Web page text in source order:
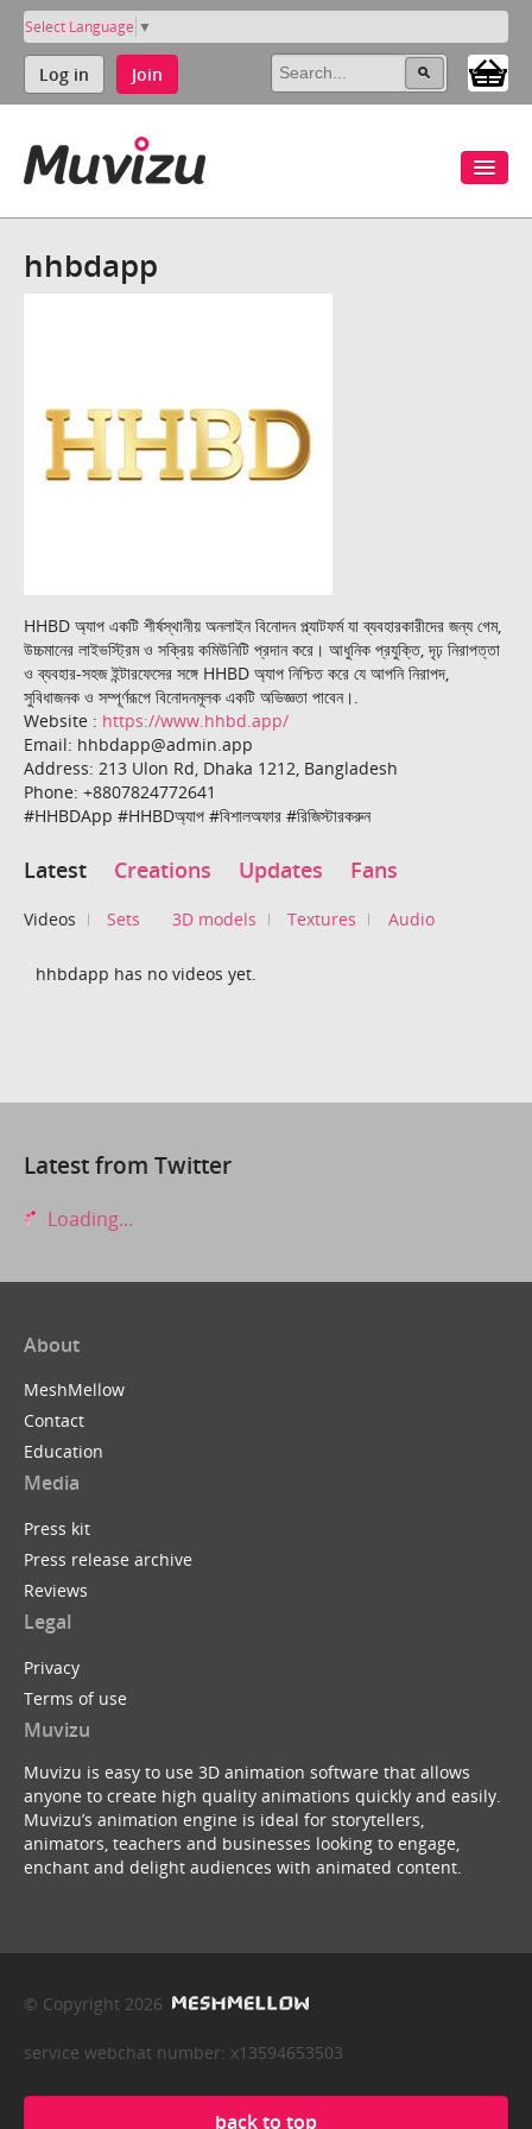
Select Language ▼
Log in Join
hhbdapp
HHBD অ্যাপ একটি শীর্ষস্থানীয় অনলাইন বিনোদন প্ল্যাটফর্ম যা ব্যবহারকারীদের জন্য গেম,
উচ্চমানের লাইভস্ট্রিম ও সক্রিয় কমিউনিটি প্রদান করে। আধুনিক প্রযুক্তি, দৃঢ় নিরাপত্তা
ও ব্যবহার-সহজ ইন্টারফেসের সঙ্গে HHBD অ্যাপ নিশ্চিত করে যে আপনি নিরাপদ,
সুবিধাজনক ও সম্পূর্ণরূপে বিনোদনমূলক একটি অভিজ্ঞতা পাবেন।.
Website : https://www.hhbd.app/
Email: hhbdapp@admin.app
Address: 213 Ulon Rd, Dhaka 1212, Bangladesh
Phone: +8807824772641
#HHBDApp #HHBDঅ্যাপ #বিশালঅফার #রিজিস্টারকরুন
Latest Creations Updates Fans
Videos Sets 3D models Textures Audio
hhbdapp has no videos yet.
Latest from Twitter
Loading...
About
MeshMellow
Contact
Education
Media
Press kit
Press release archive
Reviews
Legal
Privacy
Terms of use
Muvizu
Muvizu is easy to use 3D animation software that allows
anyone to create high quality animations quickly and easily.
Muvizu’s animation engine is ideal for storytellers,
animators, teachers and businesses looking to engage,
enchant and delight audiences with animated content.
© Copyright 2026
service webchat number: x13594653503
back to top